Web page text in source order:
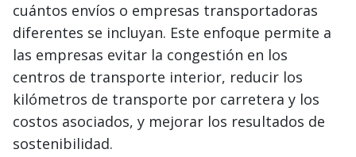
cuántos envíos o empresas transportadoras
diferentes se incluyan. Este enfoque permite a
las empresas evitar la congestión en los
centros de transporte interior, reducir los
kilómetros de transporte por carretera y los
costos asociados, y mejorar los resultados de
sostenibilidad.